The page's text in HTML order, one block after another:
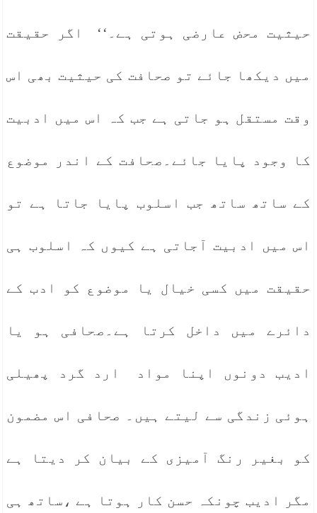
حیثیت محض عارضی ہوتی ہے۔‘‘ اگر حقیقت
میں دیکھا جائے تو صحافت کی حیثیت بھی اس
وقت مستقل ہو جاتی ہے جب کہ اس میں ادبیت
کا وجود پایا جائے۔صحافت کے اندر موضوع
کے ساتھ ساتھ جب اسلوب پایا جاتا ہے تو
اس میں ادبیت آجاتی ہے کیوں کہ اسلوب ہی
حقیقت میں کسی خیال یا موضوع کو ادب کے
دائرے میں داخل کرتا ہے۔صحافی ہو یا
ادیب دونوں اپنا مواد ارد گرد پھیلی
ہوئی زندگی سے لیتے ہیں۔ صحافی اس مضمون
کو بغیر رنگ آمیزی کے بیان کر دیتا ہے
مگر ادیب چونکہ حسن کار ہوتا ہے ،ساتھ ہی